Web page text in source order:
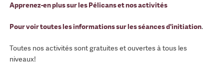
Apprenez-en plus sur les Pélicans et nos activités
Pour voir toutes les informations sur les séances d'initiation.
Toutes nos activités sont gratuites et ouvertes à tous les
niveaux!